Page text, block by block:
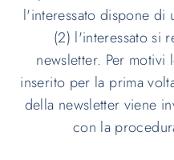
l'interessato dispone di
(2) l'interessato si
newsletter. Per
inserito per la prima
della newsletter viene
con la